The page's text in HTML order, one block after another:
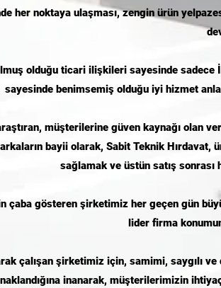
noktaya ulaşması, zengin ürün
olduğu ticari ilişkileri sayesinde sadece
sayesinde benimsemiş olduğu iyi hizmet
müşterilerine güven kaynağı olan
bayii olarak, Sabit Teknik
sağlamak ve üstün satış sonrası
gösteren şirketimiz her geçen gün
lider firma
çalışan şirketimiz için, samimi, saygılı
inanarak, müşterilerimizin